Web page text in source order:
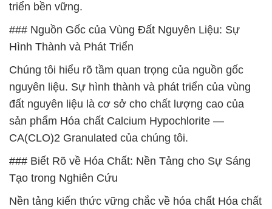
triển bền vững.
### Nguồn Gốc của Vùng Đất Nguyên Liệu: Sự
Hình Thành và Phát Triển
Chúng tôi hiểu rõ tầm quan trọng của nguồn gốc
nguyên liệu. Sự hình thành và phát triển của vùng
đất nguyên liệu là cơ sở cho chất lượng cao của
sản phẩm Hóa chất Calcium Hypochlorite —
CA(CLO)2 Granulated của chúng tôi.
### Biết Rõ về Hóa Chất: Nền Tảng cho Sự Sáng
Tạo trong Nghiên Cứu
Nền tảng kiến thức vững chắc về hóa chất Hóa chất